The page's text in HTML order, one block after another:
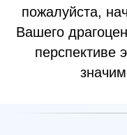
пожалуйста,
Вашего
перспективе